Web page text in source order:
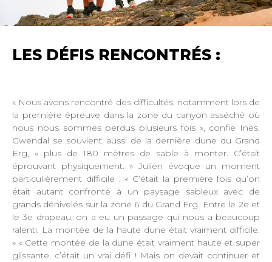
LES DÉFIS RENCONTRÉS :
« Nous avons rencontré des difficultés, notamment lors de
la première épreuve dans la zone du canyon asséché où
nous nous sommes perdus plusieurs fois », confie Inès.
Gwendal se souvient aussi de la dernière dune du Grand
Erg, « plus de 180 mètres de sable à monter. C’était
éprouvant physiquement. » Julien évoque un moment
particulièrement difficile : « C’était la première fois qu’on
était autant confronté à un paysage sableux avec de
grands dénivelés sur la zone 6 du Grand Erg. Entre le 2e et
le 3e drapeau, on a eu un passage qui nous a beaucoup
ralenti. La montée de la haute dune était vraiment difficile.
» « Cette montée de la dune était vraiment haute et super
glissante, c’était un vrai défi ! Mais on devait continuer et